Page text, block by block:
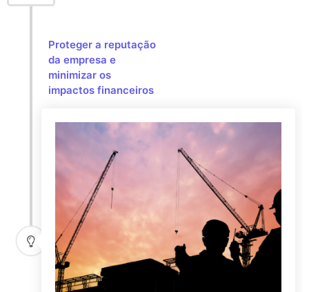
Proteger a reputação
da empresa e
minimizar os
impactos financeiros